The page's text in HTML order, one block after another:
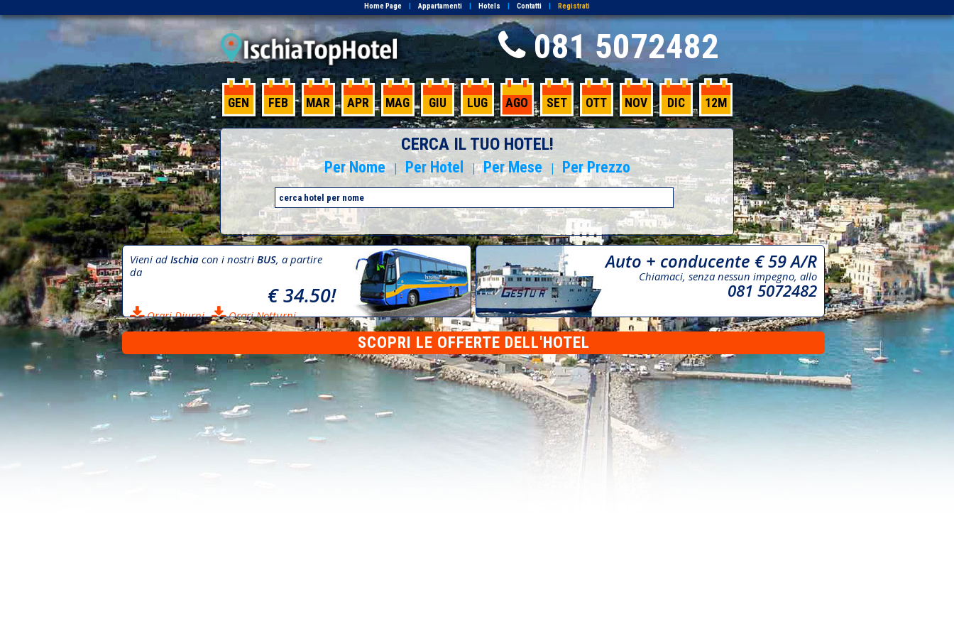
Home Page | Appartamenti | Hotels | Contatti | Registrati
081 5072482
GEN FEB MAR APR MAG GIU LUG AGO SET OTT NOV DIC 12M
CERCA IL TUO HOTEL!
Per Nome | Per Hotel | Per Mese | Per Prezzo
Vieni ad Ischia con i nostri BUS, a partire
da
€ 34.50!
Orari Diurni Orari Notturni
Auto + conducente € 59 A/R
Chiamaci, senza nessun impegno, allo
081 5072482
SCOPRI LE OFFERTE DELL'HOTEL